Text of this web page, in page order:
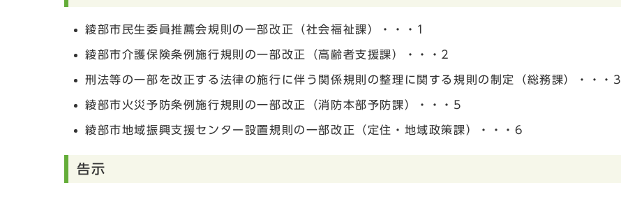
綾部市民生委員推薦会規則の一部改正（社会福祉課）・・・1
綾部市介護保険条例施行規則の一部改正（高齢者支援課）・・・2
刑法等の一部を改正する法律の施行に伴う関係規則の整理に関する規則の制定（総務課）・・・3
綾部市火災予防条例施行規則の一部改正（消防本部予防課）・・・5
綾部市地域振興支援センター設置規則の一部改正（定住・地域政策課）・・・6
告示